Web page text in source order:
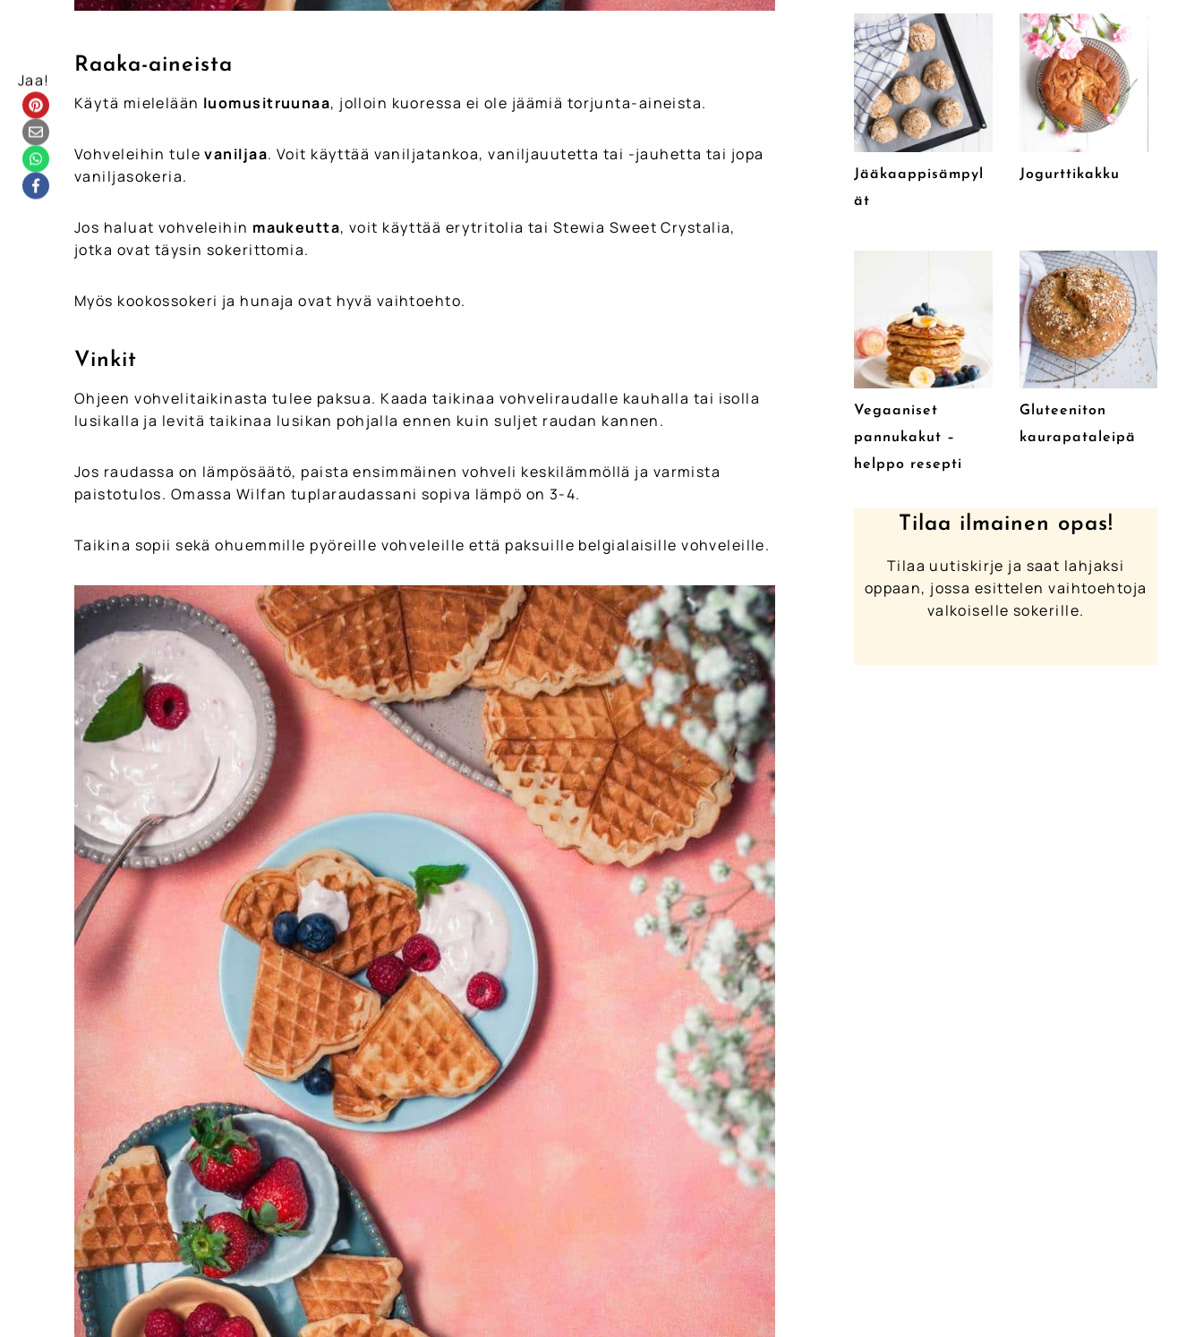
Jaa!
Raaka-aineista
Käytä mielelään luomusitruunaa, jolloin kuoressa ei ole jäämiä torjunta-aineista.
Vohveleihin tulevaniljaa. Voit käyttää vaniljatankoa, vaniljauutetta tai -jauhetta tai jopa
vaniljasokeria.
Jos haluat vohveleihin maukeutta, voit käyttää erytritolia tai Stewia Sweet Crystalia,
jotka ovat täysin sokerittomia.
Myös kookossokeri ja hunaja ovat hyvä vaihtoehto.
Vinkit
Ohjeen vohvelitaikinasta tulee paksua. Kaada taikinaa vohveliraudalle kauhalla tai isolla
lusikalla ja levitä taikinaa lusikan pohjalla ennen kuin suljet raudan kannen.
Jos raudassa on lämpösäätö, paista ensimmäinen vohveli keskilämmöllä ja varmista
paistotulos. Omassa Wilfan tuplaraudassani sopiva lämpö on 3-4.
Taikina sopii sekä ohuemmille pyöreille vohveleille että paksuille belgialaisille vohveleille.
Jääkaappisämpyl
ät
Jogurttikakku
Vegaaniset
pannukakut –
helppo resepti
Gluteeniton
kaurapataleipä
Tilaa ilmainen opas!
Tilaa uutiskirje ja saat lahjaksi
oppaan, jossa esittelen vaihtoehtoja
valkoiselle sokerille.